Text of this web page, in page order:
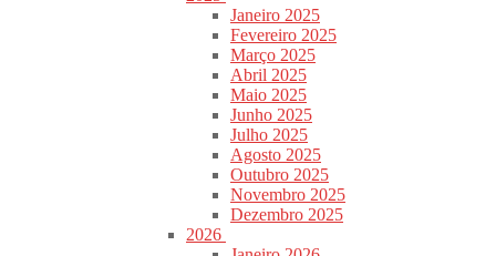
Janeiro 2025
Fevereiro 2025
Março 2025
Abril 2025
Maio 2025
Junho 2025
Julho 2025
Agosto 2025
Outubro 2025
Novembro 2025
Dezembro 2025
2026